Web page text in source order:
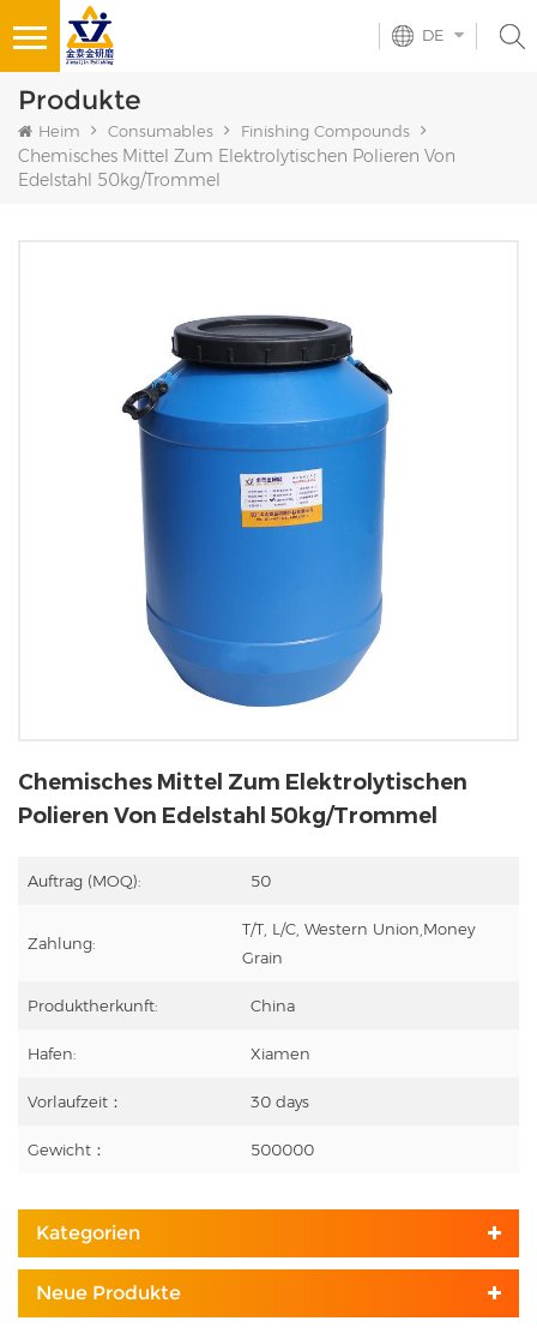
DE
Produkte
Heim Consumables Finishing Compounds
Chemisches Mittel Zum Elektrolytischen Polieren Von
Edelstahl 50kg/Trommel
Chemisches Mittel Zum Elektrolytischen
Polieren Von Edelstahl 50kg/Trommel
Auftrag (MOQ): 50
Zahlung:
T/T, L/C, Western Union,Money
Grain
Produktherkunft: China
Hafen: Xiamen
Vorlaufzeit： 30 days
Gewicht： 500000
Kategorien
Neue Produkte